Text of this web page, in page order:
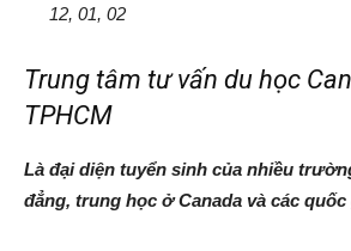
12, 01, 02
Trung tâm tư vấn du học
TPHCM
Là đại diện tuyển sinh của nhiều
đẳng, trung học ở Canada và các quốc